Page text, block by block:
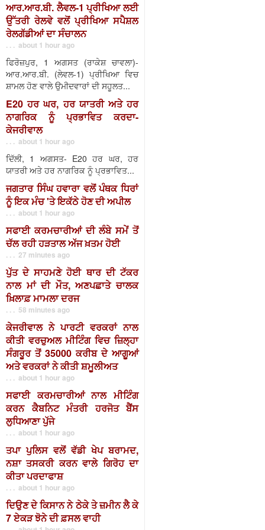
ਆਰ.ਆਰ.ਬੀ. ਲੈਵਲ-1 ਪ੍ਰੀਖਿਆ ਲਈ
ਉੱਤਰੀ ਰੇਲਵੇ ਵਲੋਂ ਪ੍ਰੀਖਿਆ ਸਪੈਸ਼ਲ
ਰੇਲਗੱਡੀਆਂ ਦਾ ਸੰਚਾਲਨ
. . . about 1 hour ago
ਫਿਰੋਜ਼ਪੁਰ, 1 ਅਗਸਤ (ਰਾਕੇਸ਼ ਚਾਵਲਾ)-
ਆਰ.ਆਰ.ਬੀ. (ਲੇਵਲ-1) ਪ੍ਰੀਖਿਆ ਵਿਚ
ਸ਼ਾਮਲ ਹੋਣ ਵਾਲੇ ਉਮੀਦਵਾਰਾਂ ਦੀ ਸਹੂਲਤ...
E20 ਹਰ ਘਰ, ਹਰ ਯਾਤਰੀ ਅਤੇ ਹਰ
ਨਾਗਰਿਕ ਨੂੰ ਪ੍ਰਭਾਵਿਤ ਕਰਦਾ-
ਕੇਜਰੀਵਾਲ
. . . about 1 hour ago
ਦਿੱਲੀ, 1 ਅਗਸਤ- E20 ਹਰ ਘਰ, ਹਰ
ਯਾਤਰੀ ਅਤੇ ਹਰ ਨਾਗਰਿਕ ਨੂੰ ਪ੍ਰਭਾਵਿਤ...
ਜਗਤਾਰ ਸਿੰਘ ਹਵਾਰਾ ਵਲੋਂ ਪੰਥਕ ਧਿਰਾਂ
ਨੂੰ ਇਕ ਮੰਚ 'ਤੇ ਇਕੱਠੇ ਹੋਣ ਦੀ ਅਪੀਲ
. . . about 1 hour ago
ਸਫਾਈ ਕਰਮਚਾਰੀਆਂ ਦੀ ਲੰਬੇ ਸਮੇਂ ਤੋਂ
ਚੱਲ ਰਹੀ ਹੜਤਾਲ ਅੱਜ ਖ਼ਤਮ ਹੋਈ
. . . 27 minutes ago
ਪੁੱਤ ਦੇ ਸਾਹਮਣੇ ਹੋਈ ਥਾਰ ਦੀ ਟੱਕਰ
ਨਾਲ ਮਾਂ ਦੀ ਮੌਤ, ਅਣਪਛਾਤੇ ਚਾਲਕ
ਖ਼ਿਲਾਫ਼ ਮਾਮਲਾ ਦਰਜ
. . . 58 minutes ago
ਕੇਜਰੀਵਾਲ ਨੇ ਪਾਰਟੀ ਵਰਕਰਾਂ ਨਾਲ
ਕੀਤੀ ਵਰਚੁਅਲ ਮੀਟਿੰਗ ਵਿਚ ਜ਼ਿਲ੍ਹਾ
ਸੰਗਰੂਰ ਤੋਂ 35000 ਕਰੀਬ ਦੇ ਆਗੂਆਂ
ਅਤੇ ਵਰਕਰਾਂ ਨੇ ਕੀਤੀ ਸ਼ਮੂਲੀਅਤ
. . . about 1 hour ago
ਸਫਾਈ ਕਰਮਚਾਰੀਆਂ ਨਾਲ ਮੀਟਿੰਗ
ਕਰਨ ਕੈਬਨਿਟ ਮੰਤਰੀ ਹਰਜੋਤ ਬੈਂਸ
ਲੁਧਿਆਣਾ ਪੁੱਜੇ
. . . about 1 hour ago
ਤਪਾ ਪੁਲਿਸ ਵਲੋਂ ਵੱਡੀ ਖੇਪ ਬਰਾਮਦ,
ਨਸ਼ਾ ਤਸਕਰੀ ਕਰਨ ਵਾਲੇ ਗਿਰੋਹ ਦਾ
ਕੀਤਾ ਪਰਦਾਫਾਸ਼
. . . about 1 hour ago
ਦਿਉਣ ਦੇ ਕਿਸਾਨ ਨੇ ਠੇਕੇ ਤੇ ਜ਼ਮੀਨ ਲੈ ਕੇ
7 ਏਕੜ ਝੋਨੇ ਦੀ ਫ਼ਸਲ ਵਾਹੀ